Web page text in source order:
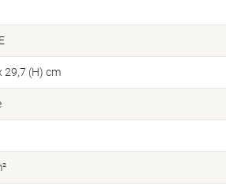
29,7 (H) cm